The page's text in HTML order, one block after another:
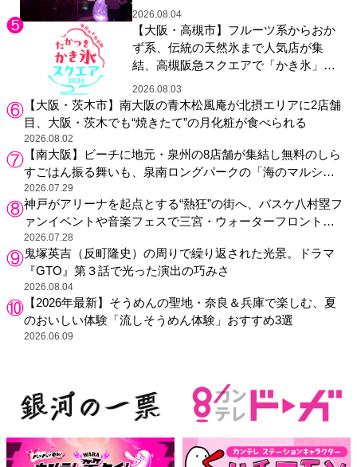
ガーデン 大阪」へ招待
2026.08.04
【大阪・高槻市】フルーツ系からおか
ず系、伝統の天然氷まで人気店が集
結、高槻阪急スクエアで「かき氷」祭
り
2026.08.03
【大阪・茨木市】南大阪の青木松風庵が北摂エリアに2店舗
目、大阪・茨木でも“焼きたて”の月化粧が食べられる
2026.08.02
【南大阪】ビーチに地元・泉州の8店舗が集結し無料のしら
すごはん振る舞いも、泉南ロングパークの「海のマルシ
ェ」がリニューアル！
2026.07.29
神戸がアリーナを起点とする“熱狂”の街へ、バスケ八村塁フ
ァンイベントや音楽フェスで三宮・ウォーターフロントを
活性化
2026.07.28
鬼塚英吉（反町隆史）の周りで繰り返された光景。ドラマ
『GTO』第３話で光った演出の巧みさ
2026.08.04
【2026年最新】そうめんの聖地・奈良＆兵庫で楽しむ、夏
のおいしい体験「流しそうめん体験」おすすめ3選
2026.06.09